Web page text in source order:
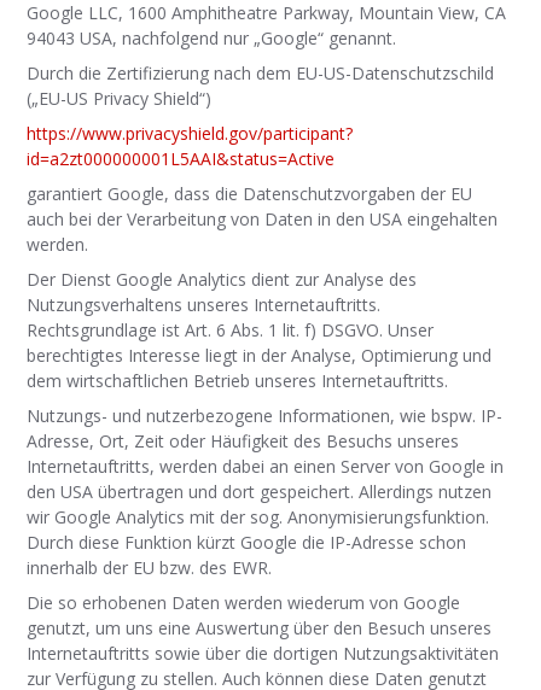
Google LLC, 1600 Amphitheatre Parkway, Mountain View, CA
94043 USA, nachfolgend nur „Google“ genannt.
Durch die Zertifizierung nach dem EU-US-Datenschutzschild
(„EU-US Privacy Shield“)
https://www.privacyshield.gov/participant?
id=a2zt000000001L5AAI&status=Active
garantiert Google, dass die Datenschutzvorgaben der EU
auch bei der Verarbeitung von Daten in den USA eingehalten
werden.
Der Dienst Google Analytics dient zur Analyse des
Nutzungsverhaltens unseres Internetauftritts.
Rechtsgrundlage ist Art. 6 Abs. 1 lit. f) DSGVO. Unser
berechtigtes Interesse liegt in der Analyse, Optimierung und
dem wirtschaftlichen Betrieb unseres Internetauftritts.
Nutzungs- und nutzerbezogene Informationen, wie bspw. IP-
Adresse, Ort, Zeit oder Häufigkeit des Besuchs unseres
Internetauftritts, werden dabei an einen Server von Google in
den USA übertragen und dort gespeichert. Allerdings nutzen
wir Google Analytics mit der sog. Anonymisierungsfunktion.
Durch diese Funktion kürzt Google die IP-Adresse schon
innerhalb der EU bzw. des EWR.
Die so erhobenen Daten werden wiederum von Google
genutzt, um uns eine Auswertung über den Besuch unseres
Internetauftritts sowie über die dortigen Nutzungsaktivitäten
zur Verfügung zu stellen. Auch können diese Daten genutzt